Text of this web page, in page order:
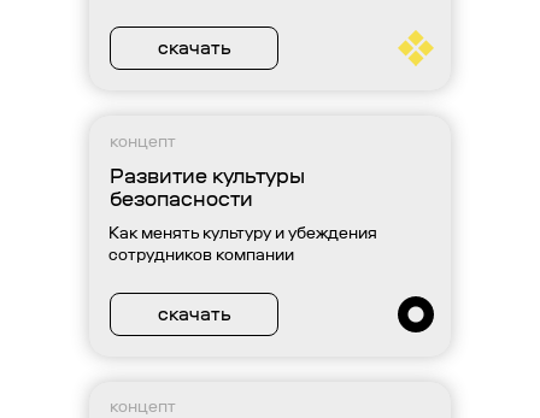
скачать
концепт
Как менять культуру и убеждения
сотрудников компании
Развитие культуры
безопасности
скачать
концепт